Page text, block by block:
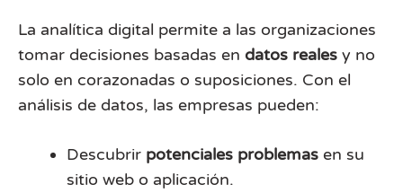
La analítica digital permite a las organizaciones
tomar decisiones basadas en datos reales y no
solo en corazonadas o suposiciones. Con el
análisis de datos, las empresas pueden:
Descubrir potenciales problemas en su
sitio web o aplicación.